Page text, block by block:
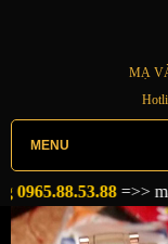
MẠ
MENU
=>>